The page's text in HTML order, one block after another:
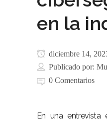
en la
diciembre 14,
Publicado por:
0 Comentarios
En una entrevista